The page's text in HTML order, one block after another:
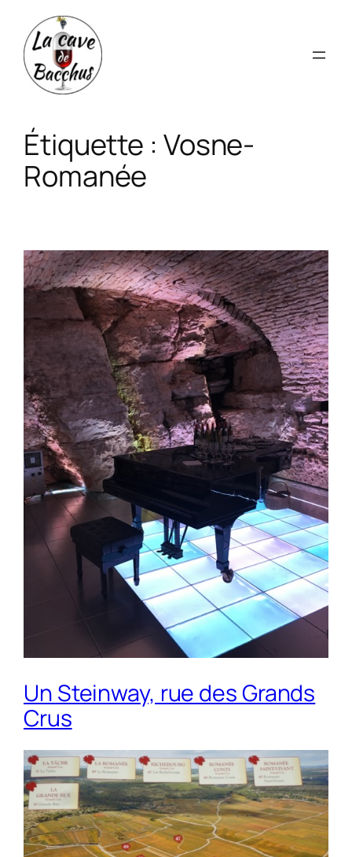
contenu
Étiquette : Vosne-
Romanée
Un Steinway, rue des Grands
Crus